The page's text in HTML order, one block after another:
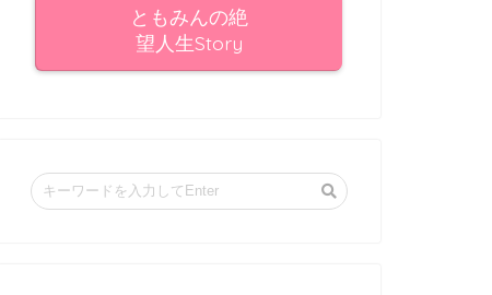
ともみんの絶
望人生Story